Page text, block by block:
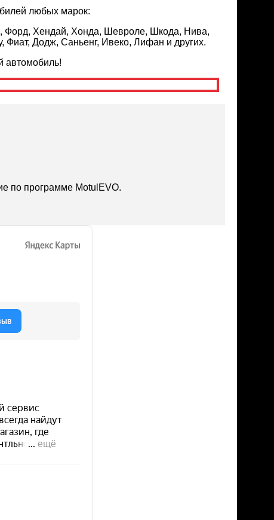
любых марок:
Форд, Хендай, Хонда, Шевроле, Шкода, Нива,
Додж, Саньенг, Ивеко, Лифан и других.
автомобиль!
по программе MotulEVO.